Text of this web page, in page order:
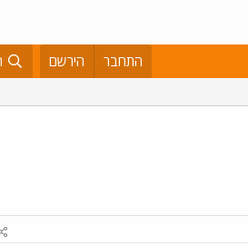
התחבר הירשם